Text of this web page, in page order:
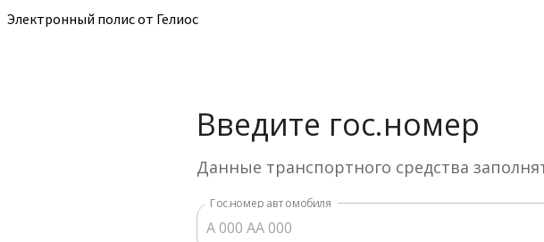
Электронный полис от Гелиос